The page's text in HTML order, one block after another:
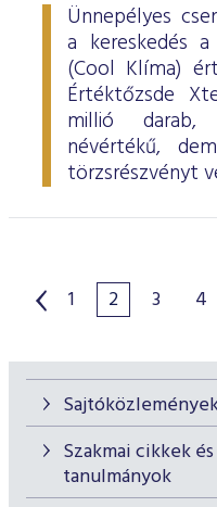
Szakmai cikkek és
tanulmányok
Ünnepélyes
a kereskedés
(Cool Klíma)
Értéktőzsde
millió
névértékű,
törzsrészvényt
1 2 3 4